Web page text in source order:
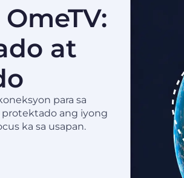
at
para sa
protektado ang iyong
ka sa usapan.